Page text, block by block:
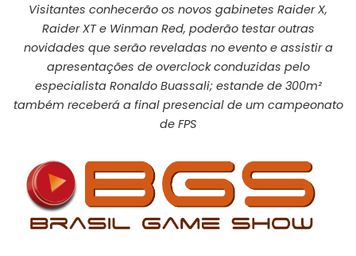
Visitantes conhecerão os novos gabinetes Raider X,
Raider XTe Winman Red, poderão testar outras
novidades que serão reveladas no evento e assistir a
apresentações de overclock conduzidas pelo
especialista Ronaldo Buassali; estande de 300m²
também receberá a final presencial de um campeonato
de FPS